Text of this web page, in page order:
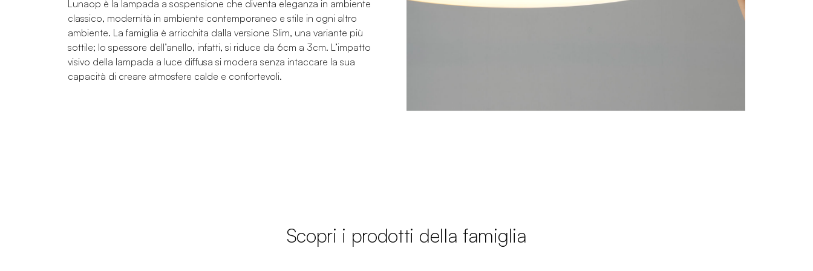
Lunaop è la lampada a sospensione che diventa eleganza in ambiente
classico, modernità in ambiente contemporaneo e stile in ogni altro
ambiente. La famiglia è arricchita dalla versione Slim, una variante più
sottile; lo spessore dell’anello, infatti, si riduce da 6cm a 3cm. L’impatto
visivo della lampada a luce diffusa si modera senza intaccare la sua
capacità di creare atmosfere calde e confortevoli.
Scopri i prodotti della famiglia